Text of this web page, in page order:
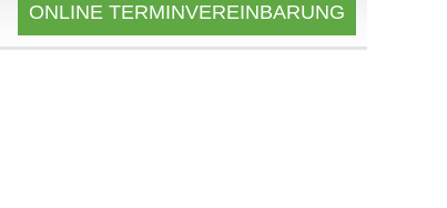
ONLINE TERMINVEREINBARUNG